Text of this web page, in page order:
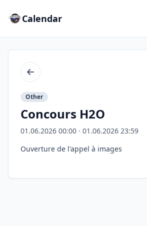
Calendar
Back
Other
Concours H2O
01.06.2026 00:00 · 01.06.2026 23:59
Ouverture de l'appel à images